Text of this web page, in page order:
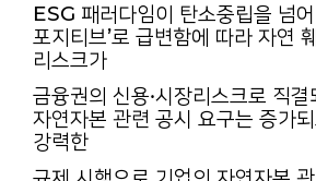
ESG 패러다임이 탄소중립을 넘어
포지티브’로 급변함에 따라 자연
리스크가
금융권의 신용·시장리스크로 직
자연자본 관련 공시 요구는 증가
강력한